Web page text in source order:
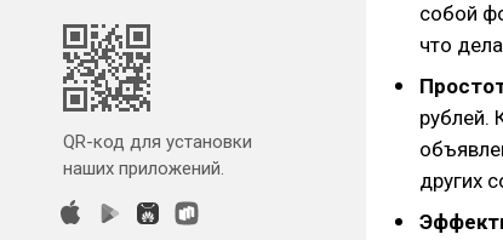
QR-код для установки
наших приложений.
собой
что
рублей.
других